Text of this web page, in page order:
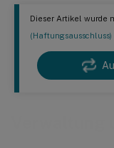
Dieser Artikel wurde
(Haftungsausschluss)